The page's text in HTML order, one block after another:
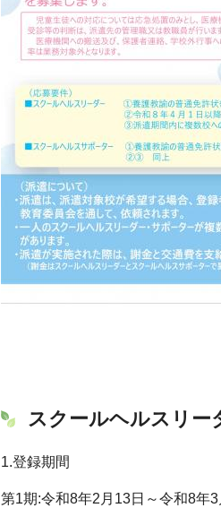
スクールヘルスリー
1.登録期間
第1期:令和8年2月13日～令和8年3